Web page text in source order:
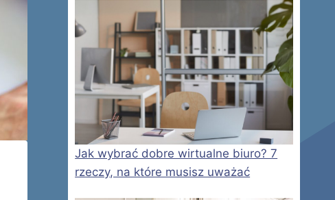
Jak wybrać dobre wirtualne biuro? 7
rzeczy, na które musisz uważać